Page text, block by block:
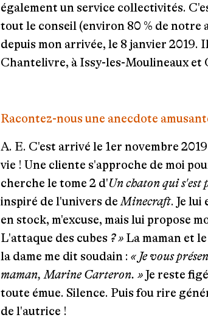
également un service collectivités.
tout le conseil (environ 80 % de notre
depuis mon arrivée, le 8 janvier 2019.
Chantelivre, à Issy-les-Moulineaux et
Racontez-nous une anecdote
A. E. C'est arrivé le 1er novembre
vie ! Une cliente s'approche de moi
cherche le tome 2 d'Un chaton qui s'est
inspiré de l'univers deMinecraft. Je lui
en stock, m'excuse, mais lui propose
L'attaque des cubes ? » La maman et
la dame me dit soudain : « Je vous
maman, Marine Carteron. »Je reste
toute émue. Silence. Puis fou rire
de l'autrice !